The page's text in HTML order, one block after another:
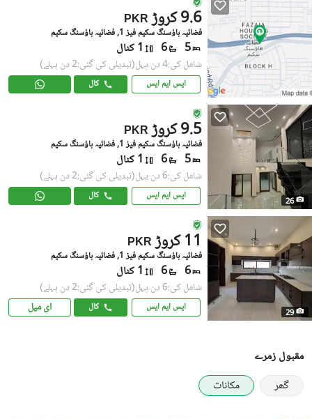
PKR 9.6 کروڑ
فضائیہ ہاؤسنگ سکیم فیز 1, فضائیہ ہاؤسنگ سکیم
5
6 1 کنال
شامل کی:4 دن پہل (تبدیلی کی گئی:2 دن پہلے)
ایس ایم ایس کال
26
PKR 9.5 کروڑ
فضائیہ ہاؤسنگ سکیم فیز 1, فضائیہ ہاؤسنگ سکیم
5
6 1 کنال
شامل کی:6 دن پہل (تبدیلی کی گئی:2 دن پہلے)
ایس ایم ایس کال
29
PKR 11 کروڑ
فضائیہ ہاؤسنگ سکیم فیز 1, فضائیہ ہاؤسنگ سکیم
6
6 1 کنال
شامل کی:6 دن پہل (تبدیلی کی گئی:2 دن پہلے)
ایس ایم ایس کال ای میل
مقبول زمرے
گھر
مکانات